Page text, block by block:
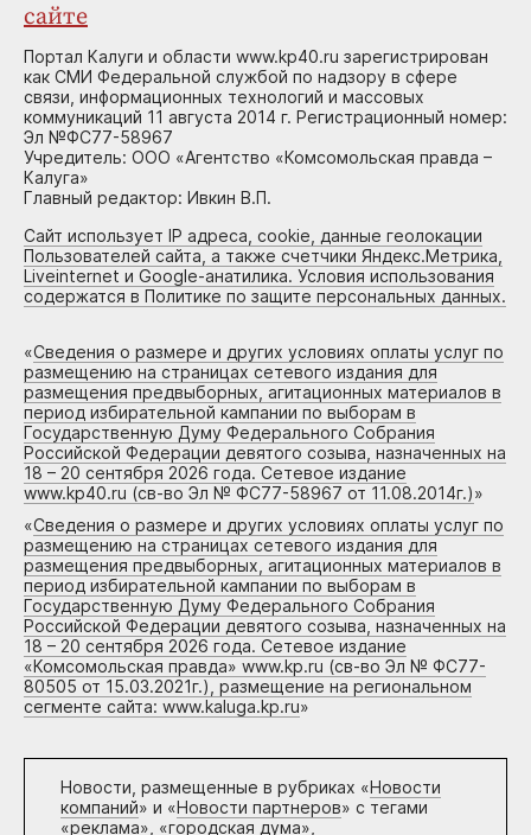
сайте
Портал Калуги и области www.kp40.ru зарегистрирован
как СМИ Федеральной службой по надзору в сфере
связи, информационных технологий и массовых
коммуникаций 11 августа 2014 г. Регистрационный номер:
Эл №ФС77-58967
Учредитель: ООО «Агентство «Комсомольская правда –
Калуга»
Главный редактор: Ивкин В.П.
Сайт использует IP адреса, cookie, данные геолокации
Пользователей сайта, а также счетчики Яндекс.Метрика,
Liveinternet и Google-анатилика. Условия использования
содержатся в Политике по защите персональных данных.
«Сведения о размере и других условиях оплаты услуг по
размещению на страницах сетевого издания для
размещения предвыборных, агитационных материалов в
период избирательной кампании по выборам в
Государственную Думу Федерального Собрания
Российской Федерации девятого созыва, назначенных на
18 – 20 сентября 2026 года. Сетевое издание
www.kp40.ru (св-во Эл № ФС77-58967 от 11.08.2014г.)»
«Сведения о размере и других условиях оплаты услуг по
размещению на страницах сетевого издания для
размещения предвыборных, агитационных материалов в
период избирательной кампании по выборам в
Государственную Думу Федерального Собрания
Российской Федерации девятого созыва, назначенных на
18 – 20 сентября 2026 года. Сетевое издание
«Комсомольская правда» www.kp.ru (св-во Эл № ФС77-
80505 от 15.03.2021г.), размещение на региональном
сегменте сайта: www.kaluga.kp.ru»
Новости, размещенные в рубриках «Новости
компаний» и «Новости партнеров» с тегами
«реклама», «городская дума»,